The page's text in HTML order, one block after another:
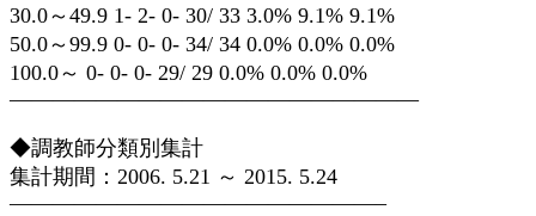
30.0～49.9 1- 2- 0- 30/ 33 3.0% 9.1% 9.1%
50.0～99.9 0- 0- 0- 34/ 34 0.0% 0.0% 0.0%
100.0～ 0- 0- 0- 29/ 29 0.0% 0.0% 0.0%
———————————————————
◆調教師分類別集計
集計期間：2006. 5.21 ～ 2015. 5.24
—————————————————–